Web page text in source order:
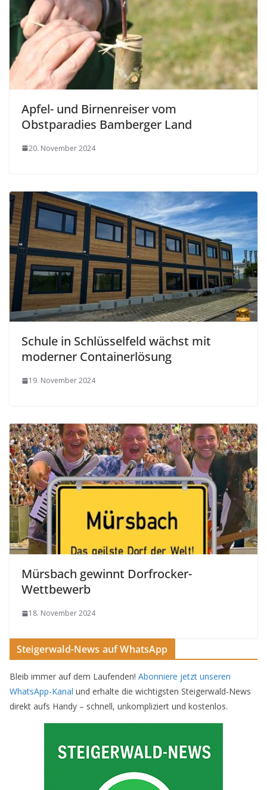
Apfel- und Birnenreiser vom
Obstparadies Bamberger Land
20. November 2024
Schule in Schlüsselfeld wächst mit
moderner Containerlösung
19. November 2024
Mürsbach gewinnt Dorfrocker-
Wettbewerb
18. November 2024
Steigerwald-News auf WhatsApp
Bleib immer auf dem Laufenden! Abonniere jetzt unseren
WhatsApp-Kanal und erhalte die wichtigsten Steigerwald-News
direkt aufs Handy – schnell, unkompliziert und kostenlos.